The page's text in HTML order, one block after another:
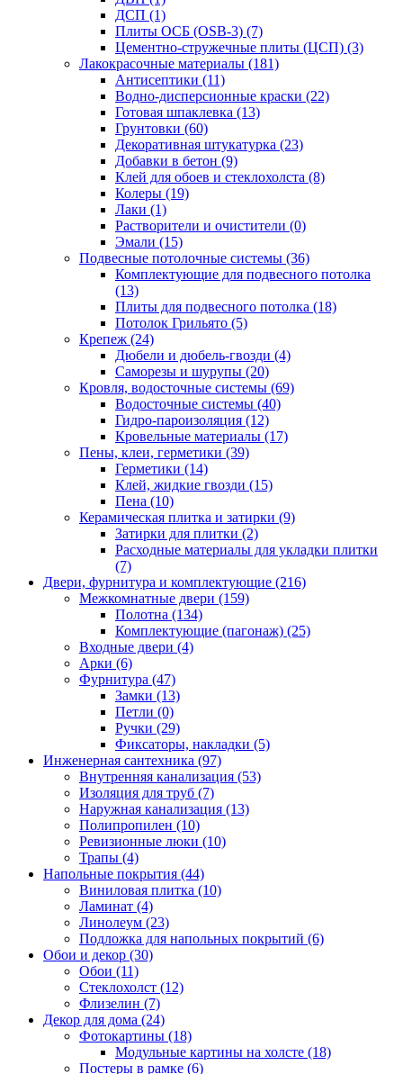
ДСП (1)
Плиты ОСБ (OSB-3) (7)
Цементно-стружечные плиты (ЦСП) (3)
Лакокрасочные материалы (181)
Антисептики (11)
Водно-дисперсионные краски (22)
Готовая шпаклевка (13)
Грунтовки (60)
Декоративная штукатурка (23)
Добавки в бетон (9)
Клей для обоев и стеклохолста (8)
Колеры (19)
Лаки (1)
Растворители и очистители (0)
Эмали (15)
Подвесные потолочные системы (36)
Комплектующие для подвесного потолка
(13)
Плиты для подвесного потолка (18)
Потолок Грильято (5)
Крепеж (24)
Дюбели и дюбель-гвозди (4)
Саморезы и шурупы (20)
Кровля, водосточные системы (69)
Водосточные системы (40)
Гидро-пароизоляция (12)
Кровельные материалы (17)
Пены, клеи, герметики (39)
Герметики (14)
Клей, жидкие гвозди (15)
Пена (10)
Керамическая плитка и затирки (9)
Затирки для плитки (2)
Расходные материалы для укладки плитки
(7)
Двери, фурнитура и комплектующие (216)
Межкомнатные двери (159)
Полотна (134)
Комплектующие (пагонаж) (25)
Входные двери (4)
Арки (6)
Фурнитура (47)
Замки (13)
Петли (0)
Ручки (29)
Фиксаторы, накладки (5)
Инженерная сантехника (97)
Внутренняя канализация (53)
Изоляция для труб (7)
Наружная канализация (13)
Полипропилен (10)
Ревизионные люки (10)
Трапы (4)
Напольные покрытия (44)
Виниловая плитка (10)
Ламинат (4)
Линолеум (23)
Подложка для напольных покрытий (6)
Обои и декор (30)
Обои (11)
Стеклохолст (12)
Флизелин (7)
Декор для дома (24)
Фотокартины (18)
Модульные картины на холсте (18)
Постеры в рамке (6)